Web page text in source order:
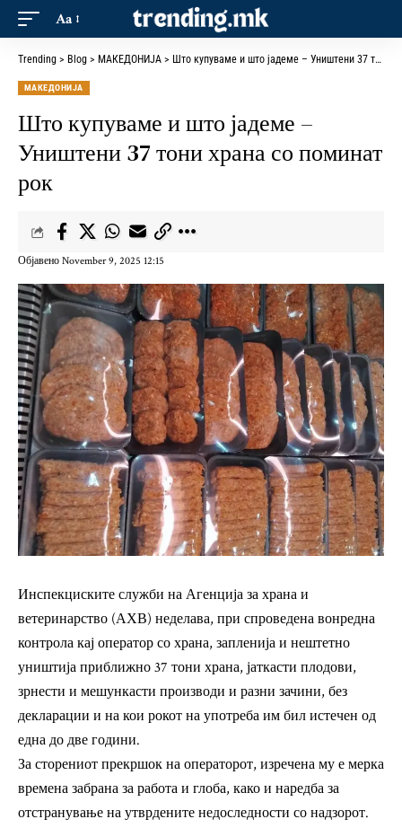
Aa
Trending > Blog > МАКЕДОНИЈА > Што купуваме и што јадеме – Уништени 37 тони храна со поминат рок
МАКЕДОНИЈА
Што купуваме и што јадеме –
Уништени 37 тони храна со поминат
рок
Објавено November 9, 2025 12:15
Инспекциските служби на Агенција за храна и
ветеринарство (АХВ) неделава, при спроведена вонредна
контрола кај оператор со храна, запленија и нештетно
уништија приближно 37 тони храна, јаткасти плодови,
зрнести и мешункасти производи и разни зачини, без
декларации и на кои рокот на употреба им бил истечен од
една до две години.
За сторениот прекршок на операторот, изречена му е мерка
времена забрана за работа и глоба, како и наредба за
отстранување на утврдените недоследности со надзорот.